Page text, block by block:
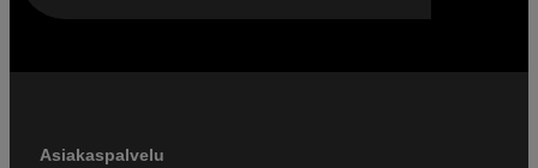
Asiakaspalvelu